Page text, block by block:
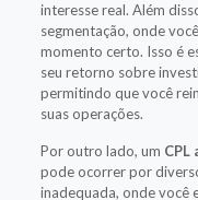
interesse real. Além
segmentação, onde
momento certo. Isso é
seu retorno sobre
permitindo que você
suas operações.
Por outro lado, um CPL
pode ocorrer por
inadequada, onde você